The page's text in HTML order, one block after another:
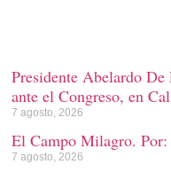
Presidente Abelardo
ante el Congreso, en
7 agosto, 2026
El Campo Milagro.
7 agosto, 2026